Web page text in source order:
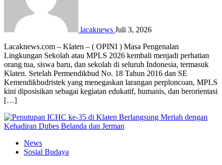
lacaknews Juli 3, 2026
Lacaknews.com – Klaten – ( OPINI ) Masa Pengenalan
Lingkungan Sekolah atau MPLS 2026 kembali menjadi perhatian
orang tua, siswa baru, dan sekolah di seluruh Indonesia, termasuk
Klaten. Setelah Permendikbud No. 18 Tahun 2016 dan SE
Kemendikbudristek yang menegaskan larangan perploncoan, MPLS
kini diposisikan sebagai kegiatan edukatif, humanis, dan berorientasi
[…]
News
Sosial Budaya